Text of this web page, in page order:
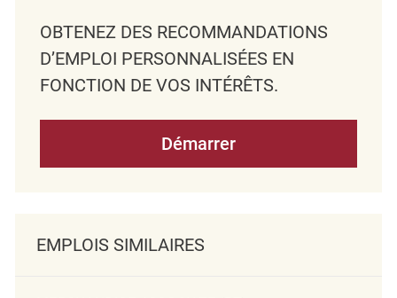
OBTENEZ DES RECOMMANDATIONS
D’EMPLOI PERSONNALISÉES EN
FONCTION DE VOS INTÉRÊTS.
Démarrer
EMPLOIS SIMILAIRES